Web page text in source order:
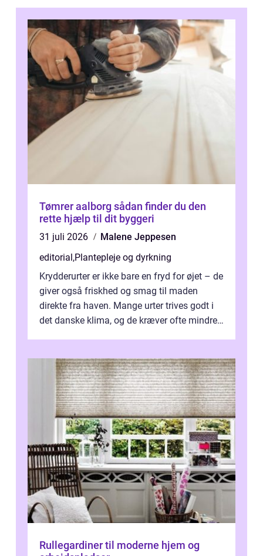
Tømrer aalborg sådan finder du den
rette hjælp til dit byggeri
31 juli 2026
Malene Jeppesen
editorial,Plantepleje og dyrkning
Krydderurter er ikke bare en fryd for øjet – de
giver også friskhed og smag til maden
direkte fra haven. Mange urter trives godt i
det danske klima, og de kræver ofte mindre
Rullegardiner til moderne hjem og